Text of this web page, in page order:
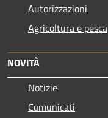
Autorizzazioni
Agricoltura e pesca
NOVITÀ
Notizie
Comunicati